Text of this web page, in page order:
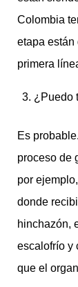
Colombia
etapa están
primera
¿Puedo
Es
proceso de
por
donde
hinchazón,
escalofrío y
que el